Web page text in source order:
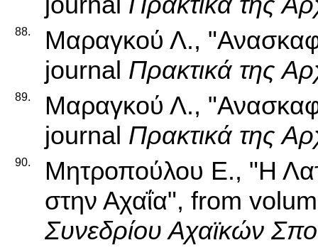
88.
Μαραγκού Λ.,
journal Πρακτικά της
89.
Μαραγκού Λ.,
journal Πρακτικά της
90.
Μητροπούλου Ε., "Η
στην Αχαΐα", from
Συνεδρίου Αχαϊκών